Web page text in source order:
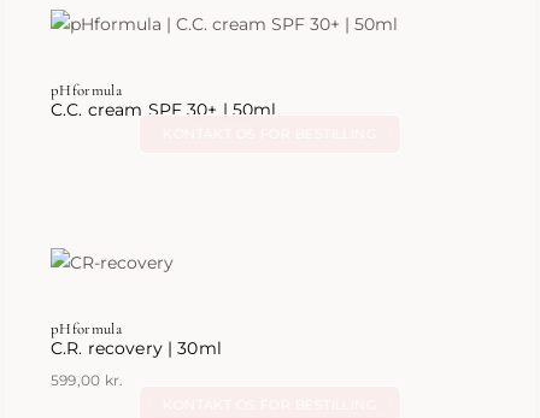
pHformula
C.C. cream SPF 30+ | 50ml
pHformula
C.R. recovery | 30ml
599,00 kr.